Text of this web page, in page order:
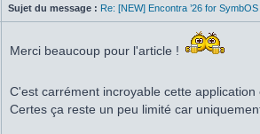
Sujet du message : Re: [NEW] Encontra ’26 for
Merci beaucoup pour l'article !
C'est carrément incroyable cette
Certes ça reste un peu limité car